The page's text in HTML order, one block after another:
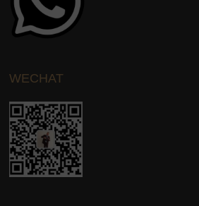
WECHAT